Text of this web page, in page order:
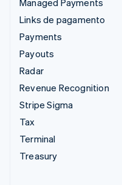
Links de pagamento
Payments
Payouts
Radar
Revenue Recognition
Stripe Sigma
Tax
Terminal
Treasury